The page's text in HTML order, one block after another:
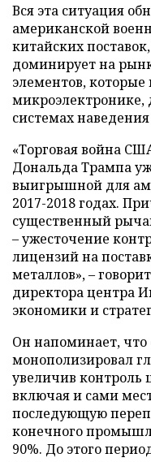
Вся эта ситуация
американской
китайских
доминирует на
элементов, которые
микроэлектронике,
системах
«Торговая война
Дональда Трампа
выигрышной для
2017-2018 годах.
существенный
– ужесточение
лицензий на
металлов», –
директора центра
экономики и
Он напоминает, что
монополизировал
увеличив контроль
включая и сами
последующую
конечного
90%. До этого